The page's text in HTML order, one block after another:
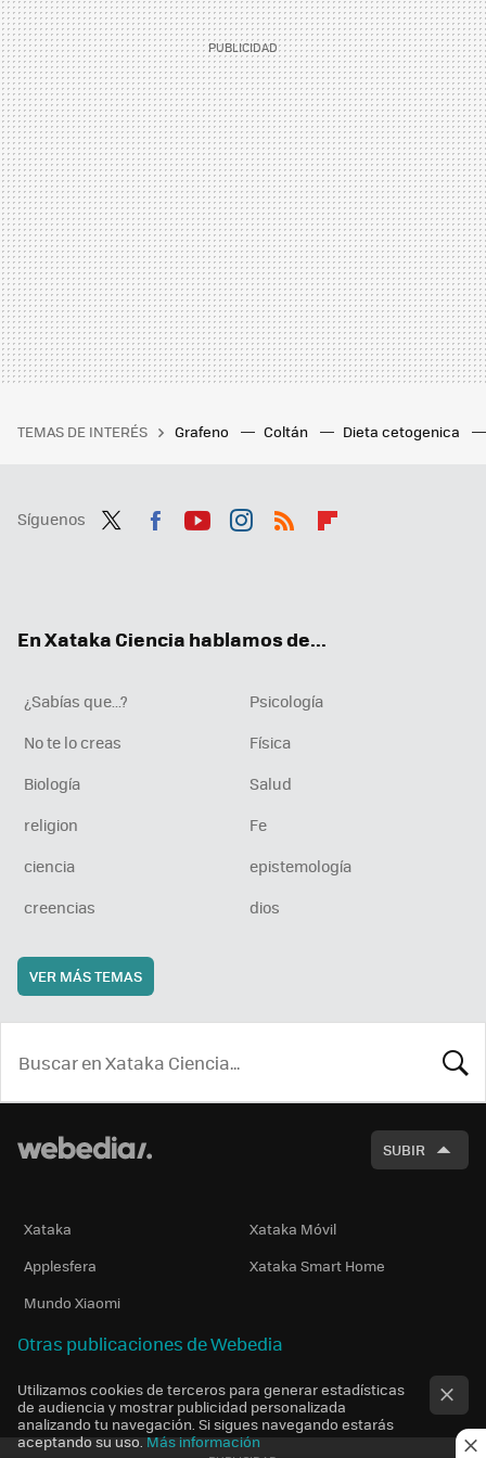
TEMAS DE INTERÉS Grafeno Coltán Dieta cetogenica
Síguenos
En Xataka Ciencia hablamos de...
¿Sabías que...?
Psicología
No te lo creas
Física
Biología
Salud
religion
Fe
ciencia
epistemología
creencias
dios
VER MÁS TEMAS
SUBIR
Xataka
Xataka Móvil
Applesfera
Xataka Smart Home
Mundo Xiaomi
Otras publicaciones de Webedia
Utilizamos cookies de terceros para generar estadísticas
de audiencia y mostrar publicidad personalizada
analizando tu navegación. Si sigues navegando estarás
aceptando su uso. Más información